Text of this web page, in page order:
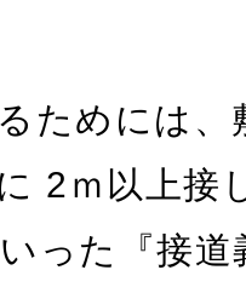
ためには、
2ｍ以上接
った『接道